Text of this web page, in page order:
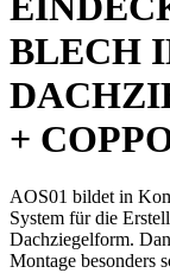
BLECH
+
AOS01 bildet in
System für die
Dachziegelform.
Montage besonders